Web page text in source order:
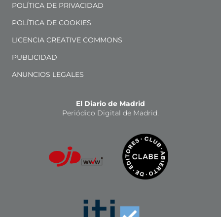
POLÍTICA DE PRIVACIDAD
POLÍTICA DE COOKIES
LICENCIA CREATIVE COMMONS
PUBLICIDAD
ANUNCIOS LEGALES
El Diario de Madrid
Periódico Digital de Madrid.